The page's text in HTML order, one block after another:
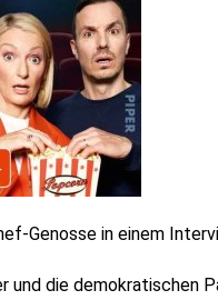
Genosse in einem
und die demokratischen